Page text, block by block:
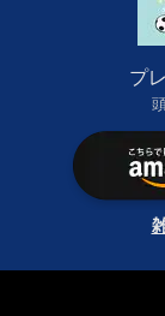
プ